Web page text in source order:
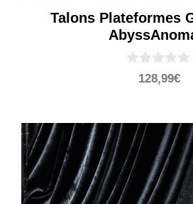
Talons Plateformes
5
128,99€